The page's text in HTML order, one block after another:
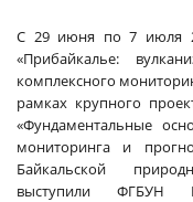
С 29 июня по 7 июля
«Прибайкалье:
комплексного
рамках крупного
«Фундаментальные
мониторинга и
Байкальской
выступили ФГБУН